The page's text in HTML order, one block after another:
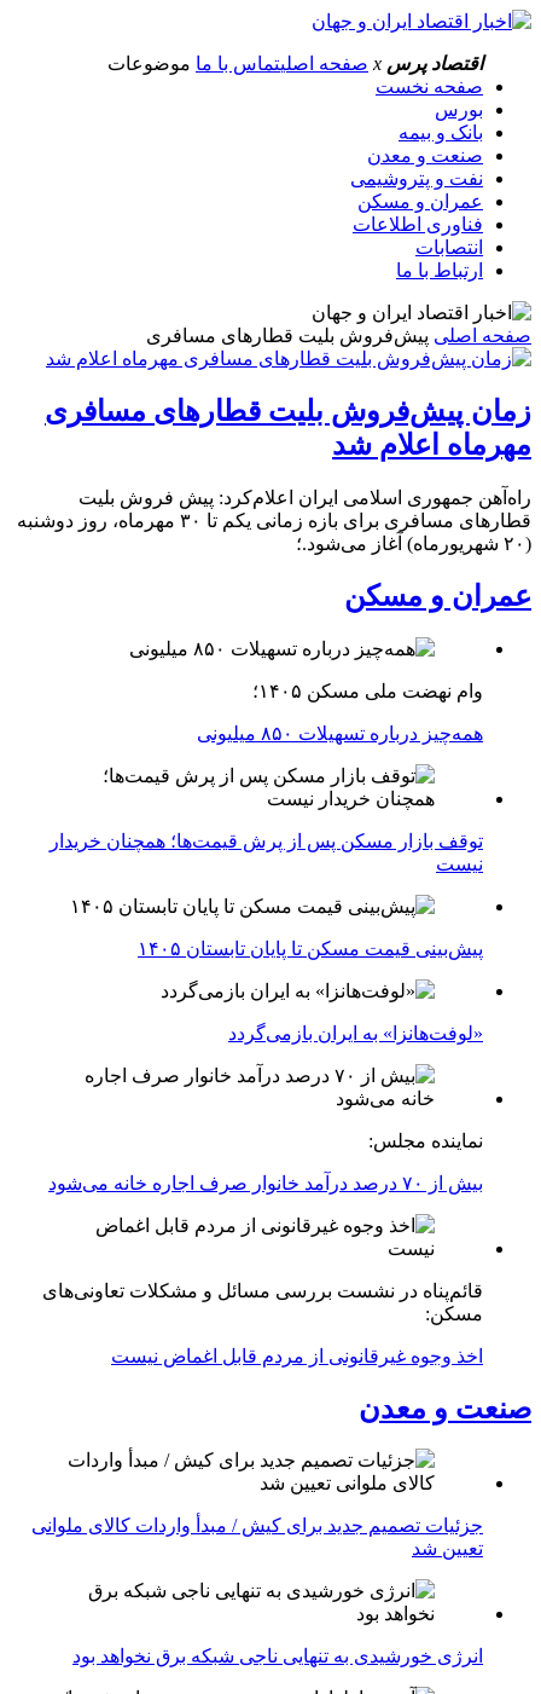
اقتصاد پرس x صفحه اصلیتماس با ما موضوعات
صفحه نخست
بورس
بانک و بیمه
صنعت و معدن
نفت و پتروشیمی
عمران و مسکن
فناوری اطلاعات
انتصابات
ارتباط با ما
صفحه اصلی پیش‌فروش بلیت قطارهای مسافری
زمان پیش‌فروش بلیت قطارهای مسافری
مهرماه اعلام شد
راه‌آهن جمهوری اسلامی ایران اعلام‌کرد: پیش فروش بلیت
قطارهای مسافری برای بازه زمانی یکم تا ۳۰ مهرماه، روز دوشنبه
(۲۰ شهریورماه) آغاز می‌شود.؛
عمران و مسکن
وام نهضت ملی مسکن ۱۴۰۵؛
همه‌چیز درباره تسهیلات ۸۵۰ میلیونی
توقف بازار مسکن پس از پرش قیمت‌ها؛ همچنان خریدار
نیست
پیش‌بینی قیمت مسکن تا پایان تابستان ۱۴۰۵
«لوفت‌هانزا» به ایران بازمی‌گردد
نماینده مجلس:
بیش از ۷۰ درصد درآمد خانوار صرف اجاره خانه می‌شود
قائم‌پناه در نشست بررسی مسائل و مشکلات تعاونی‌های
مسکن:
اخذ وجوه غیرقانونی از مردم قابل اغماض نیست
صنعت و معدن
جزئیات تصمیم جدید برای کیش / مبدأ واردات کالای ملوانی
تعیین شد
انرژی خورشیدی به تنهایی ناجی شبکه برق نخواهد بود